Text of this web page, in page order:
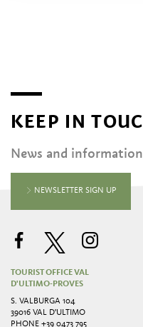
KEEP IN
News and
NEWSLETTER SIGN UP
TOURIST OFFICE VAL
D'ULTIMO-PROVES
S. VALBURGA 104
39016 VAL D'ULTIMO
PHONE+39 0473 795